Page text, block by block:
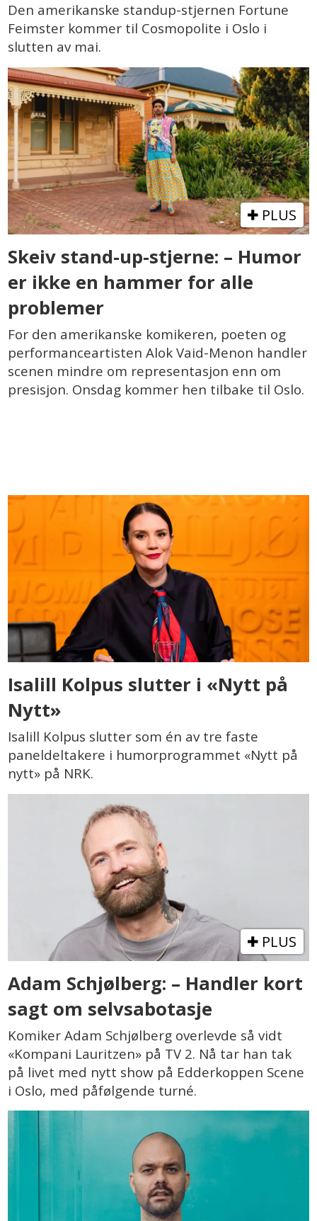
Den amerikanske standup-stjernen Fortune
Feimster kommer til Cosmopolite i Oslo i
slutten av mai.
PLUS
Skeiv stand-up-stjerne: – Humor
er ikke en hammer for alle
problemer
For den amerikanske komikeren, poeten og
performanceartisten Alok Vaid-Menon handler
scenen mindre om representasjon enn om
presisjon. Onsdag kommer hen tilbake til Oslo.
Isalill Kolpus slutter i «Nytt på
Nytt»
Isalill Kolpus slutter som én av tre faste
paneldeltakere i humorprogrammet «Nytt på
nytt» på NRK.
PLUS
Adam Schjølberg: – Handler kort
sagt om selvsabotasje
Komiker Adam Schjølberg overlevde så vidt
«Kompani Lauritzen» på TV 2. Nå tar han tak
på livet med nytt show på Edderkoppen Scene
i Oslo, med påfølgende turné.